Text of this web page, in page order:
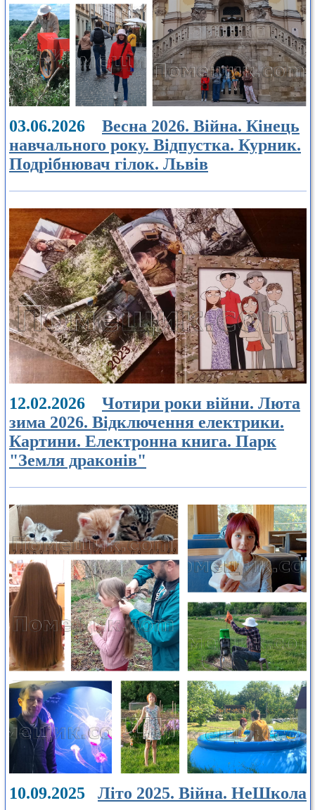
03.06.2026 Весна 2026. Війна. Кінець
навчального року. Відпустка. Курник.
Подрібнювач гілок. Львів
12.02.2026 Чотири роки війни. Люта
зима 2026. Відключення електрики.
Картини. Електронна книга. Парк
"Земля драконів"
10.09.2025 Літо 2025. Війна. НеШкола